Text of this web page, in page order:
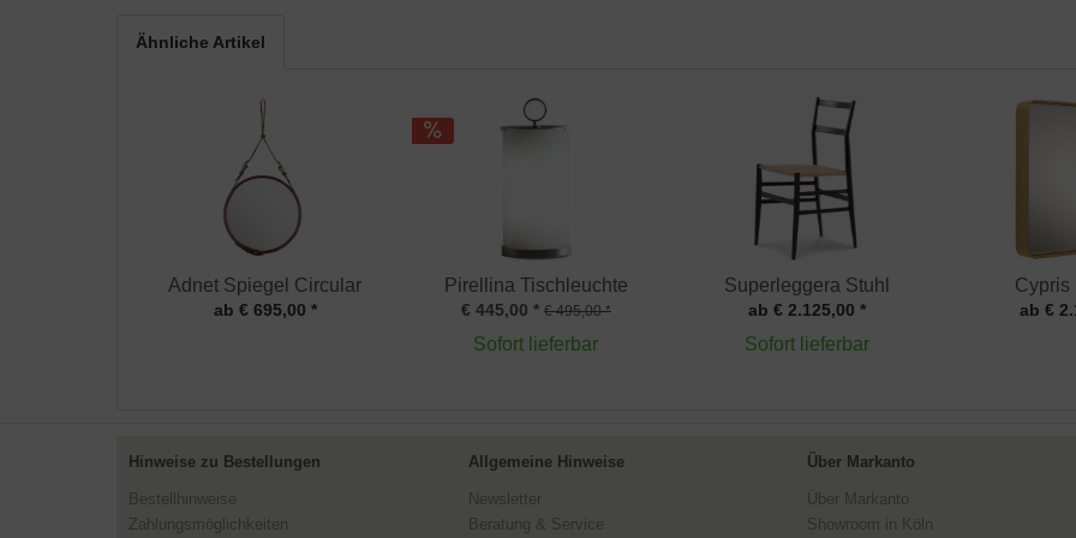
Ähnliche Artikel
Adnet Spiegel Circular
ab € 695,00 *
Pirellina Tischleuchte
€ 445,00 * € 495,00 *
Sofort lieferbar
Superleggera Stuhl
ab € 2.125,00 *
Sofort lieferbar
Cypris
ab €
Hinweise zu Bestellungen
Bestellhinweise
Zahlungsmöglichkeiten
Allgemeine Hinweise
Newsletter
Beratung & Service
Über Markanto
Über Markanto
Showroom in Köln